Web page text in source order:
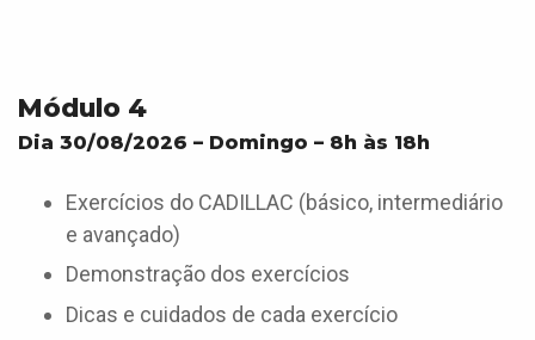
Módulo 4
Dia 30/08/2026 – Domingo – 8h às 18h
Exercícios do CADILLAC (básico, intermediário
e avançado)
Demonstração dos exercícios
Dicas e cuidados de cada exercício